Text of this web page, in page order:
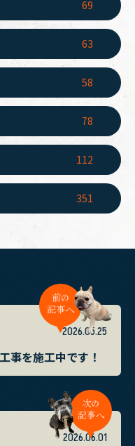
69
63
58
78
112
351
2026.05.25
事を施工中です！
2026.06.01